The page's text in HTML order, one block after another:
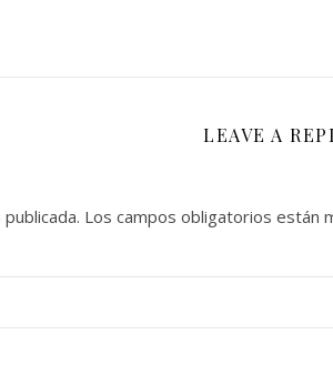
LEAVE A
Los campos obligatorios están